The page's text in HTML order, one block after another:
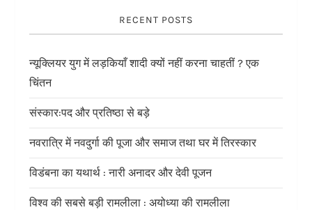
RECENT POSTS
न्यूक्लियर युग में लड़कियाँ शादी क्यों नहीं करना चाहतीं ? एक
चिंतन
संस्कार:पद और प्रतिष्ठा से बड़े
नवरात्रि में नवदुर्गा की पूजा और समाज तथा घर में तिरस्कार
विडंबना का यथार्थ : नारी अनादर और देवी पूजन
विश्व की सबसे बड़ी रामलीला : अयोध्या की रामलीला